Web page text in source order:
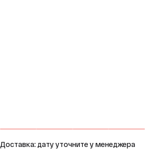
Доставка: дату уточните у менеджера